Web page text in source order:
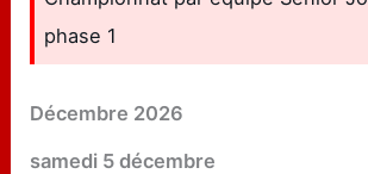
phase 1
Décembre 2026
samedi 5 décembre